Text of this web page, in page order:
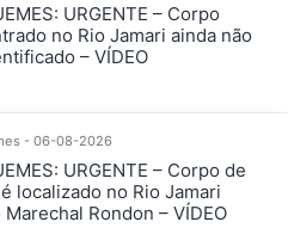
URGENTE – Corpo
no Rio Jamari ainda não
– VÍDEO
- 06-08-2026
URGENTE – Corpo de
localizado no Rio Jamari
Marechal Rondon – VÍDEO